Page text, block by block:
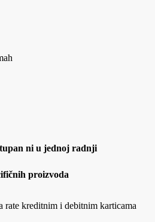
ni u jednoj radnji
proizvoda
rate kreditnim i debitnim karticama